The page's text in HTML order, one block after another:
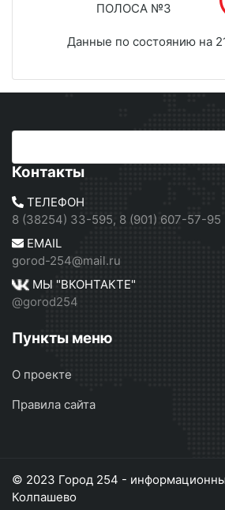
ПОЛОСА №3
Данные по состоянию на
Контакты
ТЕЛЕФОН
8 (38254) 33-595, 8 (901) 607-57-95
EMAIL
gorod-254@mail.ru
МЫ "ВКОНТАКТЕ"
@gorod254
Пункты меню
О проекте
Правила сайта
© 2023 Город 254 -
Колпашево